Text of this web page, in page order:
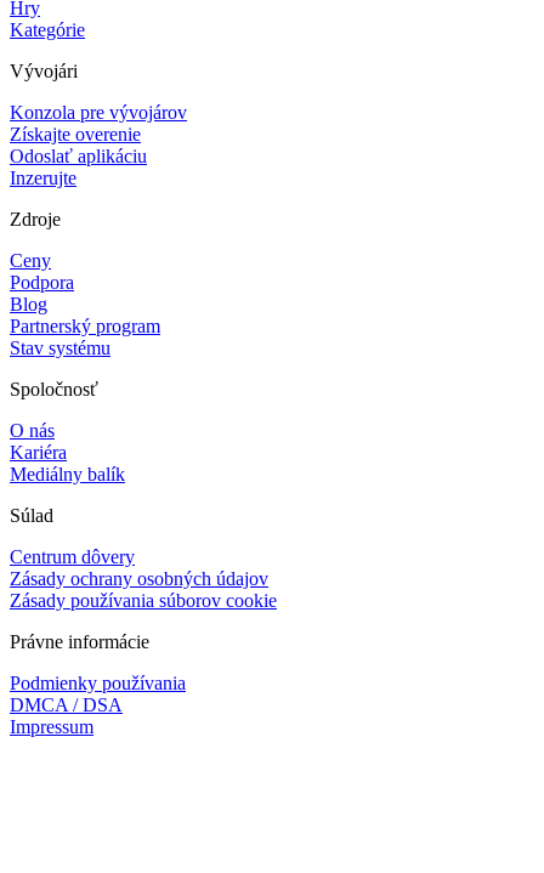
Hry
Kategórie
Vývojári
Konzola pre vývojárov
Získajte overenie
Odoslať aplikáciu
Inzerujte
Zdroje
Ceny
Podpora
Blog
Partnerský program
Stav systému
Spoločnosť
O nás
Kariéra
Mediálny balík
Súlad
Centrum dôvery
Zásady ochrany osobných údajov
Zásady používania súborov cookie
Právne informácie
Podmienky používania
DMCA / DSA
Impressum